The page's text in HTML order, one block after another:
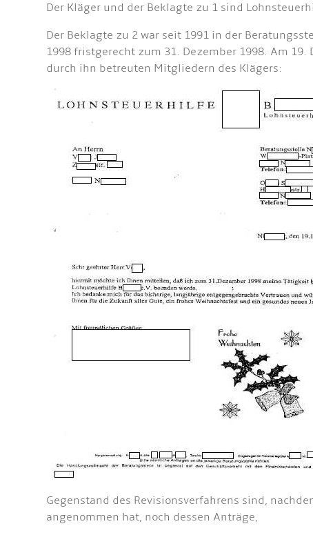
Der Kläger und der Beklagte zu 1 sind
Der Beklagte zu 2 war seit 1991 in der
1998 fristgerecht zum 31. Dezember 1998. Am
durch ihn betreuten Mitgliedern des Klägers:
Gegenstand des Revisionsverfahrens sind,
angenommen hat, noch dessen Anträge,